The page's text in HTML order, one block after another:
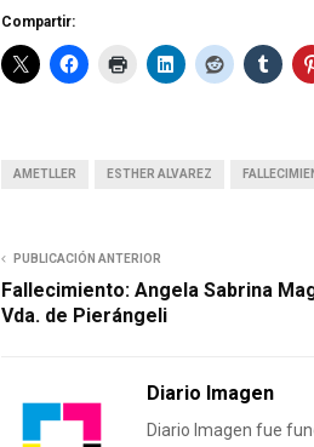
Compartir:
AMETLLER ESTHER ALVAREZ
PUBLICACIÓN ANTERIOR
Fallecimiento: Angela Sabrina
Vda. de Pierángeli
Diario Imagen
Diario Imagen fue